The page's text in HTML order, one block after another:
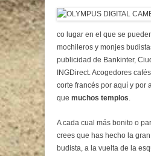
co lugar en el que se
mochileros y monjes
publicidad de Bankinter,
INGDirect. Acogedores
corte francés por aquí y por
que muchos templos.
A cada cual más bonito o
crees que has hecho la
budista, a la vuelta de la